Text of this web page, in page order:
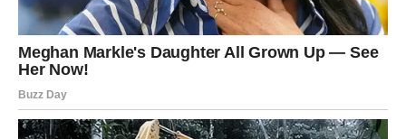
podstičući ljude da otvoreno razgovaraju o svojim
zdravstvenim problemima. Iako fizički udaljen od
pozornice, Amil nikada nije bio bliži ljudima . U ovoj tišini,
daleko od reflektora i buke, njegova ljudskost i empatija
sjaje jače nego ikad, a ljudi su se okupili kako bi pokazali
svoju podršku i ljubav.